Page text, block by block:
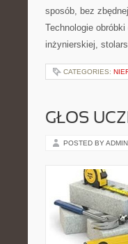
sposób, bez
Technologie
inżynierskiej,
CATEGORIES:
GŁOS
POSTED BY ADMIN